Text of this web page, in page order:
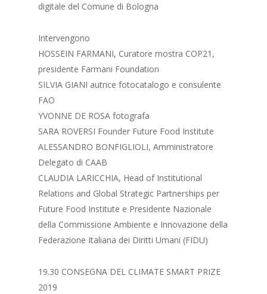
digitale del Comune di Bologna
Intervengono
HOSSEIN FARMANI, Curatore mostra COP21,
presidente Farmani Foundation
SILVIA GIANI autrice fotocatalogo e consulente
FAO
YVONNE DE ROSA fotografa
SARA ROVERSI Founder Future Food Institute
ALESSANDRO BONFIGLIOLI, Amministratore
Delegato di CAAB
CLAUDIA LARICCHIA, Head of Institutional
Relations and Global Strategic Partnerships per
Future Food Institute e Presidente Nazionale
della Commissione Ambiente e Innovazione della
Federazione Italiana dei Diritti Umani (FIDU)
19.30 CONSEGNA DEL CLIMATE SMART PRIZE
2019